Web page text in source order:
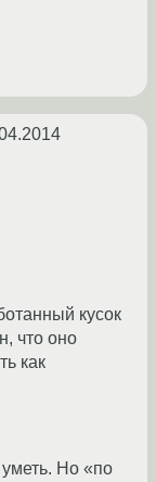
кусок
что оно
как
Но «по